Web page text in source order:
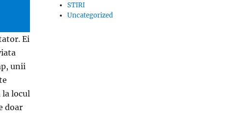
Ei
unii
locul
doar
STIRI
Uncategorized